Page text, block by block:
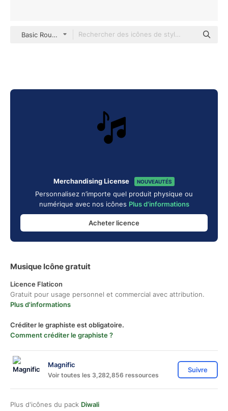
Basic Rounded Filled
Merchandising License NOUVEAUTÉS
Personnalisez n’importe quel produit physique ou
numérique avec nos icônes Plus d'informations
Acheter licence
Musique Icône gratuit
Licence Flaticon
Gratuit pour usage personnel et commercial avec attribution.
Plus d'informations
Créditer le graphiste est obligatoire.
Comment créditer le graphiste ?
Magnific
Voir toutes les 3,282,856 ressources
Suivre
Plus d'icônes du pack Diwali